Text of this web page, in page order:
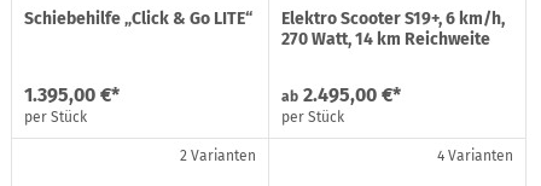
Schiebehilfe „Click & Go LITE“
1.395,00 €*
per Stück
Elektro Scooter S19+, 6 km/h,
270 Watt, 14 km Reichweite
ab 2.495,00 €*
per Stück
2 Varianten 4 Varianten